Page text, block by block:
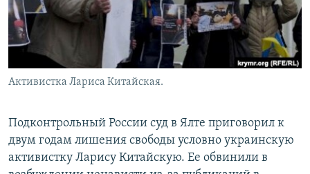
Активистка Лариса Китайская.
Подконтрольный России суд в Ялте приговорил к
двум годам лишения свободы условно украинскую
активистку Ларису Китайскую. Ее обвинили в